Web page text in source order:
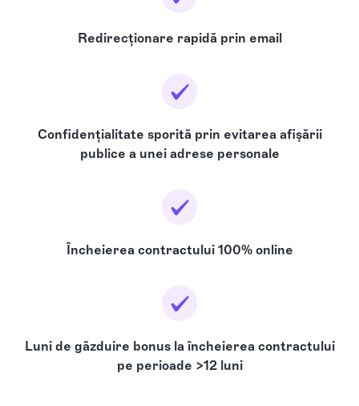
Redirecționare rapidă prin email
Confidențialitate sporită prin evitarea afișării
publice a unei adrese personale
Încheierea contractului 100% online
Luni de găzduire bonus la încheierea contractului
pe perioade >12 luni